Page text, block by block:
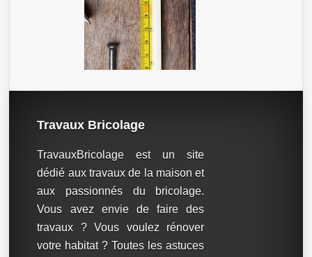
Travaux Bricolage
TravauxBricolage est un site
dédié aux travaux de la maison et
aux passionnés du bricolage.
Vous avez envie de faire des
travaux ? Vous voulez rénover
votre habitat ? Toutes les astuces